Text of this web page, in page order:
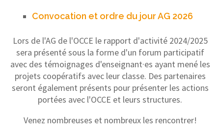
Convocation et ordre du jour AG 2026
Lors de l'AG de l'OCCE le rapport d'activité 2024/2025
sera présenté sous la forme d'un forum participatif
avec des témoignages d'enseignant·es ayant mené les
projets coopératifs avec leur classe. Des partenaires
seront également présents pour présenter les actions
portées avec l'OCCE et leurs structures.
Venez nombreuses et nombreux les rencontrer!